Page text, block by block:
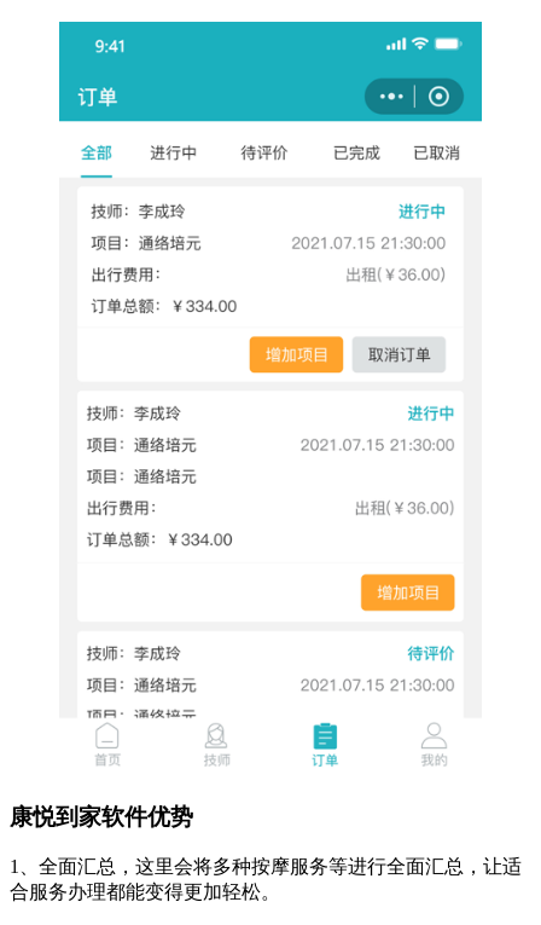
康悦到家软件优势
1、全面汇总，这里会将多种按摩服务等进行全面汇总，让适
合服务办理都能变得更加轻松。